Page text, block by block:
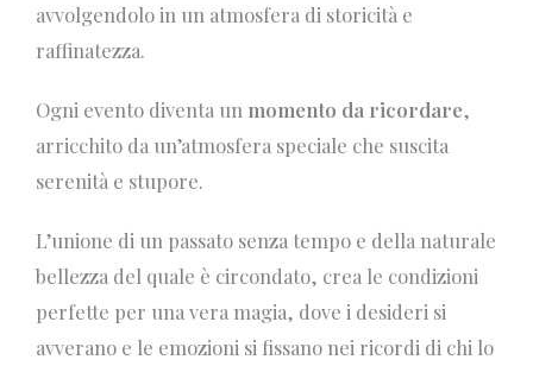
avvolgendolo in un atmosfera di storicità e
raffinatezza.
Ogni evento diventa un momento da ricordare,
arricchito da un’atmosfera speciale che suscita
serenità e stupore.
L’unione di un passato senza tempo e della naturale
bellezza del quale è circondato, crea le condizioni
perfette per una vera magia, dove i desideri si
avverano e le emozioni si fissano nei ricordi di chi lo